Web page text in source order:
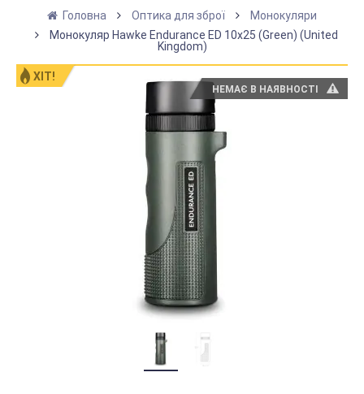
Головна Оптика для зброї
Монокуляри
Монокуляр Hawke Endurance ED 10x25 (Green) (United
Kingdom)
ХІТ!
НЕМАЄ В НАЯВНОСТІ